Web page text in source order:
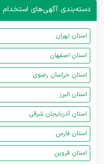
دسته‌بندی آگهی‌های استخدام
استان تهران
استان اصفهان
استان خراسان رضوی
استان البرز
استان آذربایجان شرقی
استان فارس
استان قزوین